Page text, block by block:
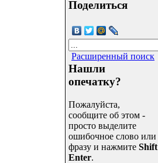
Поделиться
Расширенный поиск
Нашли
опечатку?
Пожалуйста,
сообщите об этом -
просто выделите
ошибочное слово или
фразу и нажмите Shift
Enter.